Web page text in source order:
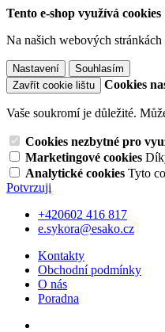
Tento e-shop využívá cookies
Na našich webových
Nastavení
Souhlasím
Zavřít cookie lištu
Cookies
Vaše soukromí je důležité.
Cookies nezbytné pro
Marketingové cookies
Analytické cookies Tyto
Potvrzuji
+420602 416 817
e.sykora@esako.cz
Kontakty
Obchodní podmínky
O nás
Poradna